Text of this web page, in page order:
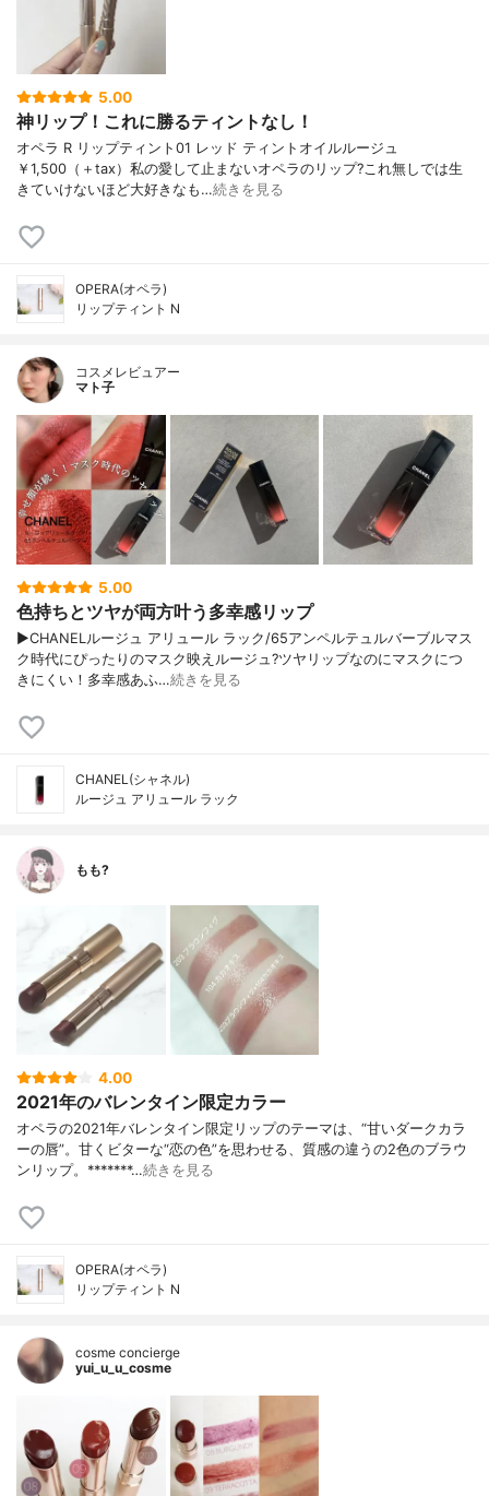
5.00
神リップ！これに勝るティントなし！
オペラ R リップティント01 レッド ティントオイルルージュ
￥1,500（＋tax）私の愛して止まないオペラのリップ?これ無しでは生
きていけないほど大好きなも…続きを見る
OPERA(オペラ)
リップティント N
コスメレビュアー
マト子
5.00
色持ちとツヤが両方叶う多幸感リップ
▶︎CHANELルージュ アリュール ラック/65アンペルテュルバーブルマス
ク時代にぴったりのマスク映えルージュ?ツヤリップなのにマスクにつ
きにくい！多幸感あふ…続きを見る
CHANEL(シャネル)
ルージュ アリュール ラック
もも?
4.00
2021年のバレンタイン限定カラー
オペラの2021年バレンタイン限定リップのテーマは、“甘いダークカラ
ーの唇”。甘くビターな“恋の色”を思わせる、質感の違うの2色のブラウ
ンリップ。*******…続きを見る
OPERA(オペラ)
リップティント N
cosme concierge
yui_u_u_cosme